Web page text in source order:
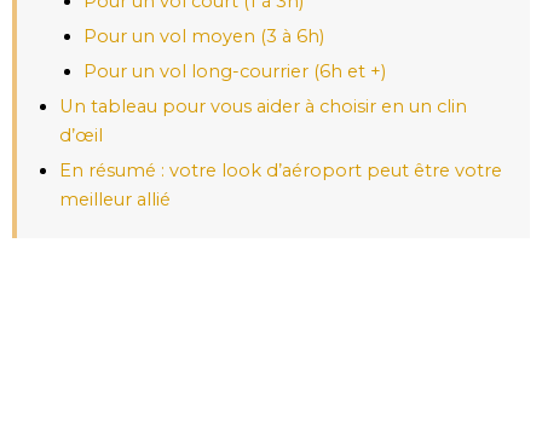
Pour un vol moyen (3 à 6h)
Pour un vol long-courrier (6h et +)
Un tableau pour vous aider à choisir en un clin
d’œil
En résumé : votre look d’aéroport peut être votre
meilleur allié